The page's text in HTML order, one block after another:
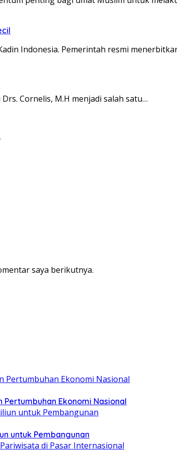
Indonesia. Pemerintah resmi
Drs. Cornelis, M.H menjadi salah satu…
saya berikutnya.
Ekonomi Nasional
untuk Pembangunan